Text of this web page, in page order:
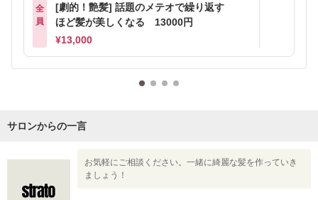
全
員
[劇的！艶髪] 話題のメテオで繰り返す
ほど髪が美しくなる 13000円
¥13,000
サロンからの一言
お気軽にご相談ください。一緒に綺麗な髪を作っていき
ましょう！